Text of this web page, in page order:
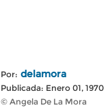
Por: delamora
Publicada: Enero 01, 1970
© Angela De La Mora